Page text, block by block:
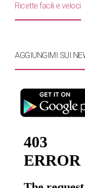
Ricette facili e veloci
AGGIUNGIMI SUI